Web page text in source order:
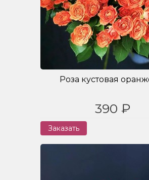
Роза кустовая
390 ₽
Заказать